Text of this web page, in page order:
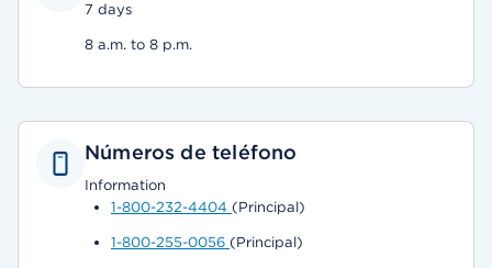
7 days
8 a.m. to 8 p.m.
Números de teléfono
Information
1-800-232-4404 (Principal)
1-800-255-0056 (Principal)